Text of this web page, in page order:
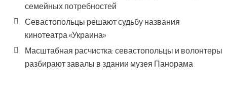
семейных потребностей
Севастопольцы решают судьбу названия
кинотеатра «Украина»
Масштабная расчистка: севастопольцы и волонтеры
разбирают завалы в здании музея Панорама